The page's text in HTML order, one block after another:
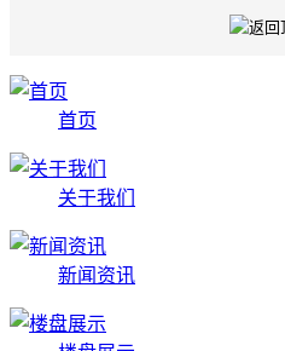
首页
关于我们
新闻资讯